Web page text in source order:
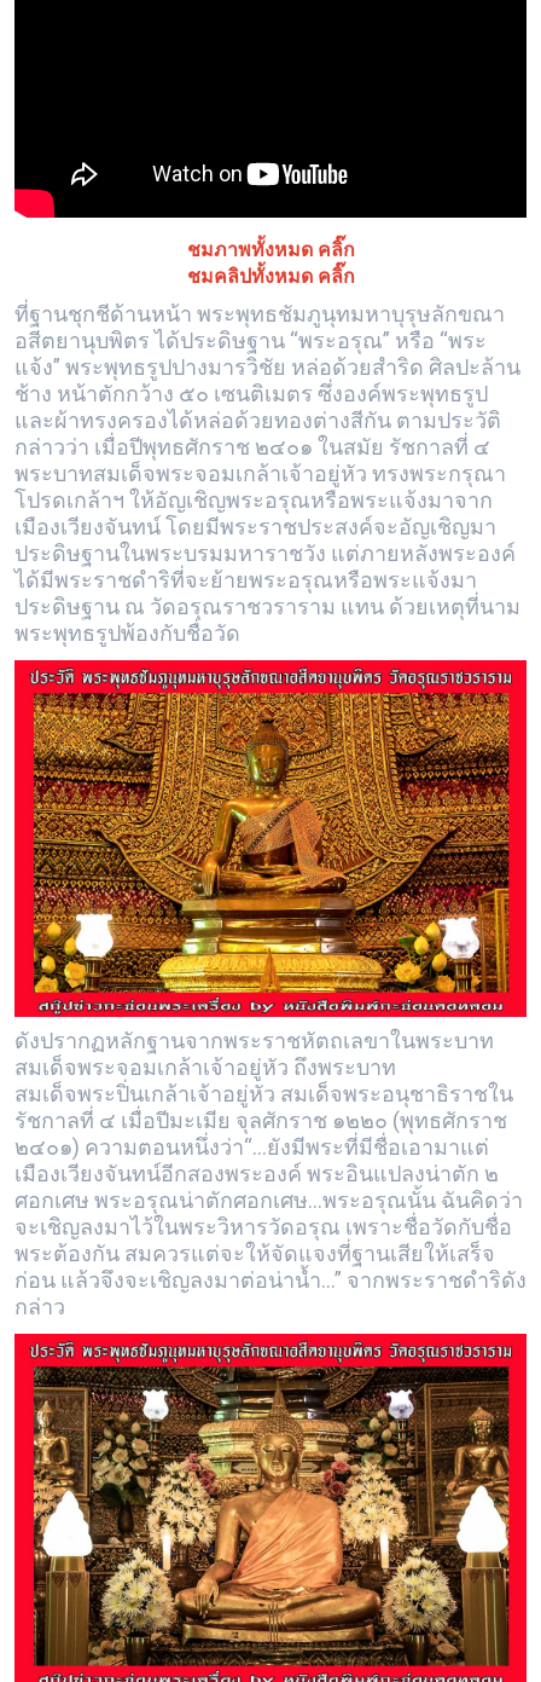
ชมภาพทั้งหมด คลิ๊ก
ชมคลิปทั้งหมด คลิ๊ก
ที่ฐานชุกชีด้านหน้า พระพุทธชัมภูนุทมหาบุรุษลักขณา
อสีตยานุบพิตร ได้ประดิษฐาน “พระอรุณ” หรือ “พระ
แจ้ง” พระพุทธรูปปางมารวิชัย หล่อด้วยสำริด ศิลปะล้าน
ช้าง หน้าตักกว้าง ๕๐ เซนติเมตร ซึ่งองค์พระพุทธรูป
และผ้าทรงครองได้หล่อด้วยทองต่างสีกัน ตามประวัติ
กล่าวว่า เมื่อปีพุทธศักราช ๒๔๐๑ ในสมัย รัชกาลที่ ๔
พระบาทสมเด็จพระจอมเกล้าเจ้าอยู่หัว ทรงพระกรุณา
โปรดเกล้าฯ ให้อัญเชิญพระอรุณหรือพระแจ้งมาจาก
เมืองเวียงจันทน์ โดยมีพระราชประสงค์จะอัญเชิญมา
ประดิษฐานในพระบรมมหาราชวัง แต่ภายหลังพระองค์
ได้มีพระราชดำริที่จะย้ายพระอรุณหรือพระแจ้งมา
ประดิษฐาน ณ วัดอรุณราชวราราม แทน ด้วยเหตุที่นาม
พระพุทธรูปพ้องกับชื่อวัด
ดังปรากฏหลักฐานจากพระราชหัตถเลขาในพระบาท
สมเด็จพระจอมเกล้าเจ้าอยู่หัว ถึงพระบาท
สมเด็จพระปิ่นเกล้าเจ้าอยู่หัว สมเด็จพระอนุชาธิราชใน
รัชกาลที่ ๔ เมื่อปีมะเมีย จุลศักราช ๑๒๒๐ (พุทธศักราช
๒๔๐๑) ความตอนหนึ่งว่า“...ยังมีพระที่มีชื่อเอามาแต่
เมืองเวียงจันทน์อีกสองพระองค์ พระอินแปลงน่าตัก ๒
ศอกเศษ พระอรุณน่าตักศอกเศษ...พระอรุณนั้น ฉันคิดว่า
จะเชิญลงมาไว้ในพระวิหารวัดอรุณ เพราะชื่อวัดกับชื่อ
พระต้องกัน สมควรแต่จะให้จัดแจงที่ฐานเสียให้เสร็จ
ก่อน แล้วจึงจะเชิญลงมาต่อน่าน้ำ...” จากพระราชดำริดัง
กล่าว